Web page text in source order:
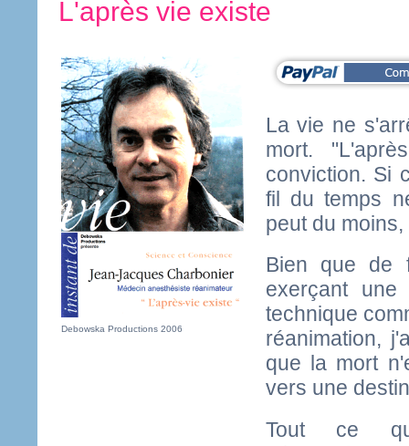
L'après vie existe
Debowska Productions 2006
La vie ne
mort.
conviction. Si
fil du temps
peut du
Bien que de
exerçant une
technique
réanimation,
que la mort
vers une
Tout ce